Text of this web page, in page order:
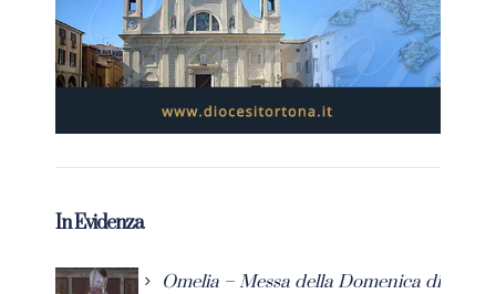
In Evidenza
Omelia – Messa della Domenica di